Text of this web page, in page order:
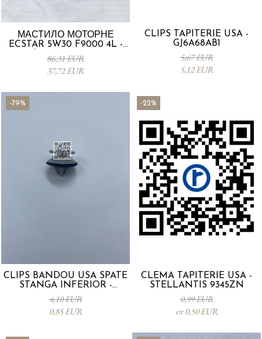
МАСТИЛО МОТОРНЕ
ECSTAR 5W30 F9000 4L -
Suzuki 990R0-21E72-004
86,31 EUR
37,72 EUR
CLIPS TAPITERIE USA -
GJ6A68AB1
5,67 EUR
5,12 EUR
-79%
CLIPS BANDOU USA SPATE
STANGA INFERIOR -
KD5351SJ3A
4,10 EUR
0,85 EUR
-22%
CLEMA TAPITERIE USA -
STELLANTIS 9345ZN
0,99 EUR
от 0,50 EUR